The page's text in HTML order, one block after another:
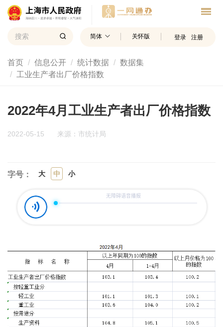
简体 关怀版 登录 注册
首页 信息公开 统计数据
数据集
工业生产者出厂价格指数
2022年4月工业生产者出厂价格指数
2022-05-15 来源：市统计局
字号： 大 中 小